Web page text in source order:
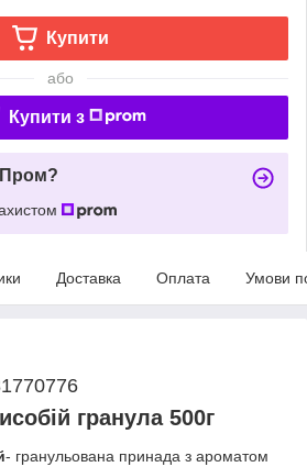
Купити
або
Купити з
Пром?
Доставка Оплата Умови
гранула 500г
- гранульована принада з ароматом